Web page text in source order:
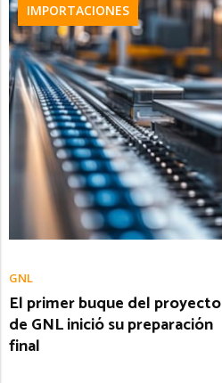
IMPORTACIONES
GNL
El primer buque del proyecto
de GNL inició su preparación
final